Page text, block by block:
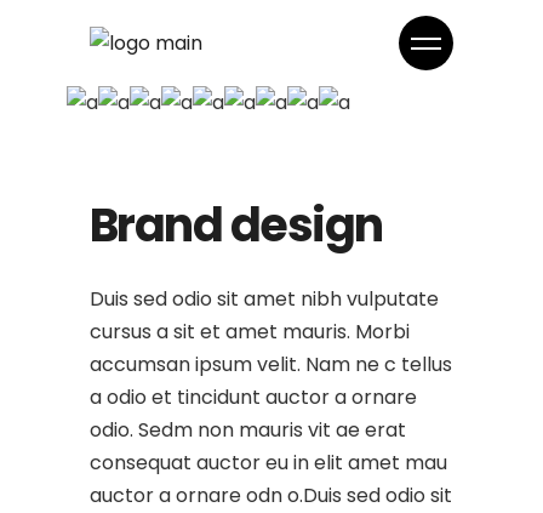
Brand design
Duis sed odio sit amet nibh vulputate
cursus a sit et amet mauris. Morbi
accumsan ipsum velit. Nam ne c tellus
a odio et tincidunt auctor a ornare
odio. Sedm non mauris vit ae erat
consequat auctor eu in elit amet mau
auctor a ornare odn o.Duis sed odio sit